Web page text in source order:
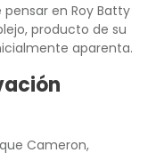
en Roy Batty
producto de su
aparenta.
Cameron,